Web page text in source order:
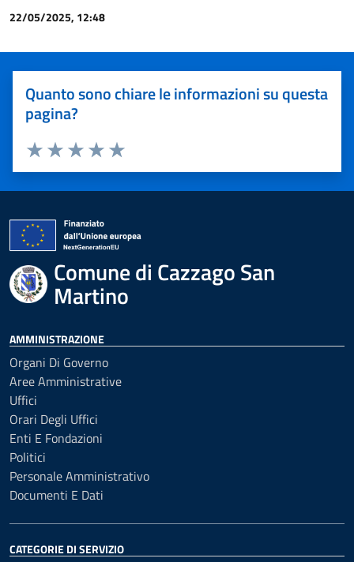
22/05/2025, 12:48
Quanto sono chiare le informazioni su questa
pagina?
Valuta 5 stelle su 5
Valuta 4 stelle su 5
Valuta 3 stelle su 5
Valuta 2 stelle su 5
Valuta 1 stelle su 5
Comune di Cazzago San
Martino
AMMINISTRAZIONE
Organi Di Governo
Aree Amministrative
Uffici
Orari Degli Uffici
Enti E Fondazioni
Politici
Personale Amministrativo
Documenti E Dati
CATEGORIE DI SERVIZIO